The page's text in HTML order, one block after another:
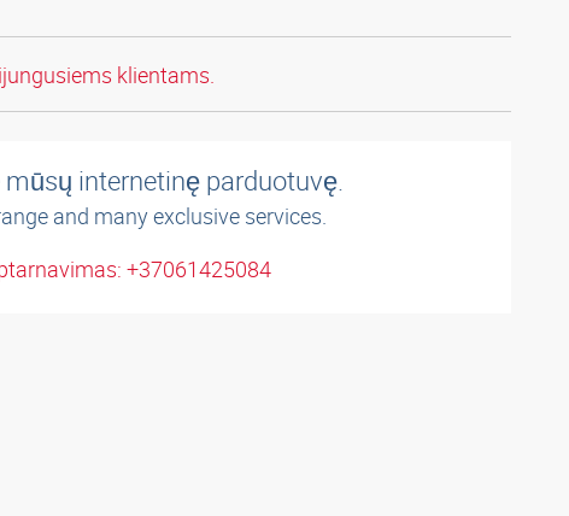
klientams.
internetinę parduotuvę.
and many exclusive services.
+37061425084